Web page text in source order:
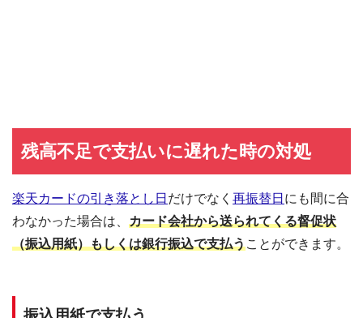
残高不足で支払いに遅れた時の対処
楽天カードの引き落とし日 だけでなく 再振替日 にも間に合
わなかった場合は、 カード会社から送られてくる督促状
（振込用紙）もしくは銀行振込で支払うことができます。